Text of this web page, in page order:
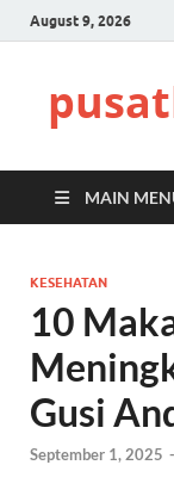
August 9, 2026
MAIN
KESEHATAN
10
Gusi
September 1, 2025 -